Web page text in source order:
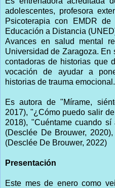
adolescentes, profesora
Psicoterapia con EMDR
Educación a Distancia
Avances en salud mental
Universidad de Zaragoza. En
contadoras de historias que
vocación de ayudar a
historias de trauma emocional.
Es autora de "Mírame,
2017), "¿Cómo puedo salir
2018), "Cuéntame cuando
(Desclée De Brouwer,
(Desclée De Brouwer, 2022)
Presentación
Este mes de enero como